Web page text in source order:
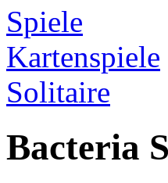
Spiele
Kartenspiele
Solitaire
Bacteria